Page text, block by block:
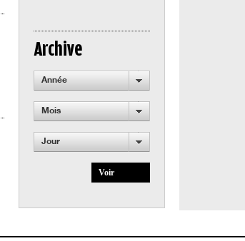
Archive
Année
Mois
Jour
Voir